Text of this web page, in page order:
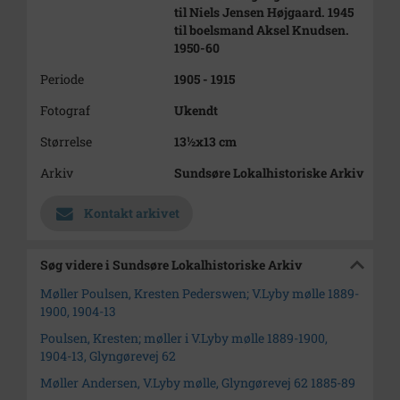
til Niels Jensen Højgaard. 1945
til boelsmand Aksel Knudsen.
1950-60
Periode
1905 - 1915
Fotograf
Ukendt
Størrelse
13½x13 cm
Arkiv
Sundsøre Lokalhistoriske Arkiv
Kontakt arkivet
Søg videre i Sundsøre Lokalhistoriske Arkiv
Møller Poulsen, Kresten Pederswen; V.Lyby mølle 1889-
1900, 1904-13
Poulsen, Kresten; møller i V.Lyby mølle 1889-1900,
1904-13, Glyngørevej 62
Møller Andersen, V.Lyby mølle, Glyngørevej 62 1885-89